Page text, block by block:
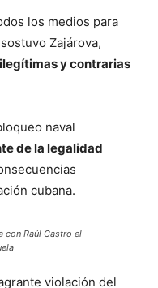
los medios para
Zajárova,
ilegítimas y contrarias
naval
de la legalidad
cubana.
con Raúl Castro el
violación del